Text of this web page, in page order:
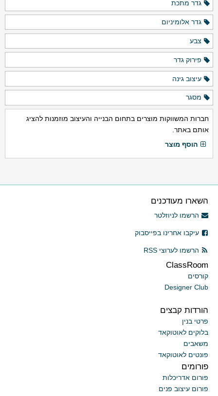
גדר מתכת
גדר אלומיניום
צבע
פירוק גדר
עיצוב גינה
מסגר
חברות המשווקות מוצרים בתחום הבנייה והעיצוב מוזמנות להציג
אותם באתר.
הוסף מוצר
השארו מעודכנים
הרשמו לניוזלטר
עיקבו אחרינו בפייסבוק
הרשמו לערוצי RSS
ClassRoom
קורסים
Designer Club
הורדות קבצים
פרטי בנין
בלוקים לאוטוקאד
משאבים
פונטים לאוטוקאד
פורומים
פורום אדריכלות
פורום עיצוב פנים